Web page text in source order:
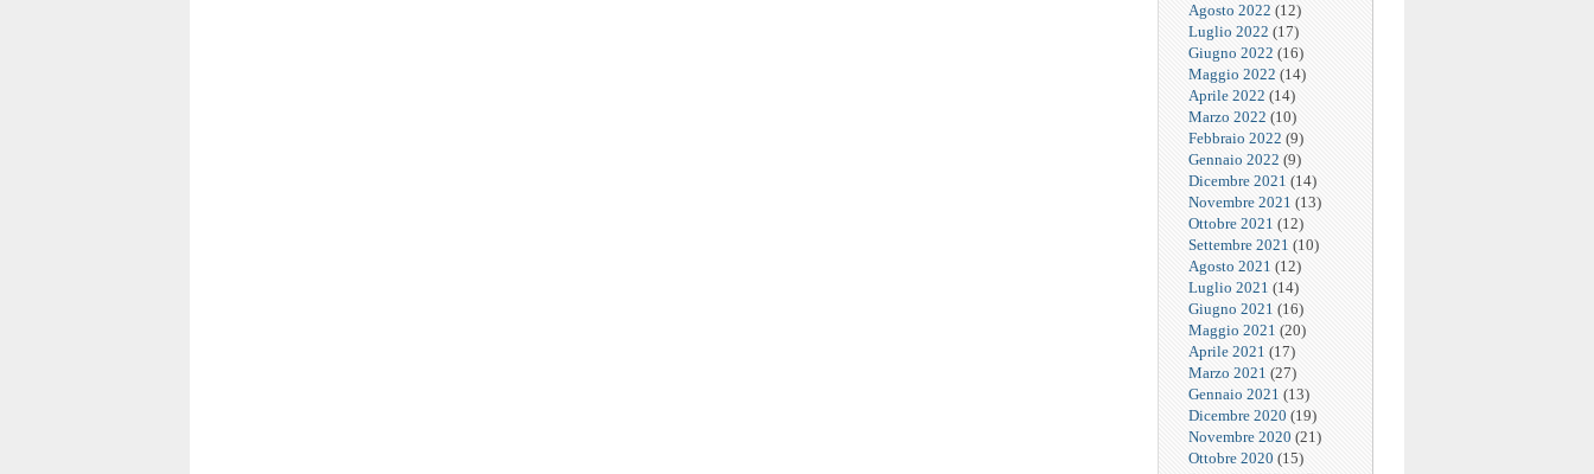
Agosto 2022 (12)
Luglio 2022 (17)
Giugno 2022 (16)
Maggio 2022 (14)
Aprile 2022 (14)
Marzo 2022 (10)
Febbraio 2022 (9)
Gennaio 2022 (9)
Dicembre 2021 (14)
Novembre 2021 (13)
Ottobre 2021 (12)
Settembre 2021 (10)
Agosto 2021 (12)
Luglio 2021 (14)
Giugno 2021 (16)
Maggio 2021 (20)
Aprile 2021 (17)
Marzo 2021 (27)
Gennaio 2021 (13)
Dicembre 2020 (19)
Novembre 2020 (21)
Ottobre 2020 (15)